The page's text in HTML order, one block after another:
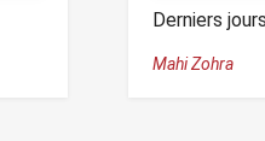
Derniers
Mahi Zohra